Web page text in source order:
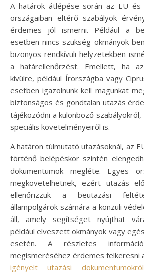
A határok átlépése során az EU és
országaiban eltérő szabályok
érdemes jól ismerni. Például a
esetben nincs szükség okmányok
bizonyos rendkívüli helyzetekben
a határellenőrzést. Emellett, ha
kívülre, például Írországba vagy
esetben igazolnunk kell magunkat
biztonságos és gondtalan utazás
tájékozódni a különböző
speciális követelményeiről is.
A határon túlmutató utazásoknál, az
történő belépéskor szintén
dokumentumok megléte. Egyes
megkövetelhetnek, ezért utazás
ellenőrizzük a beutazási
állampolgárok számára a konzuli
áll, amely segítséget nyújthat
például elveszett okmányok vagy
esetén. A részletes
megismeréséhez érdemes felkeresni
igényelt utazási